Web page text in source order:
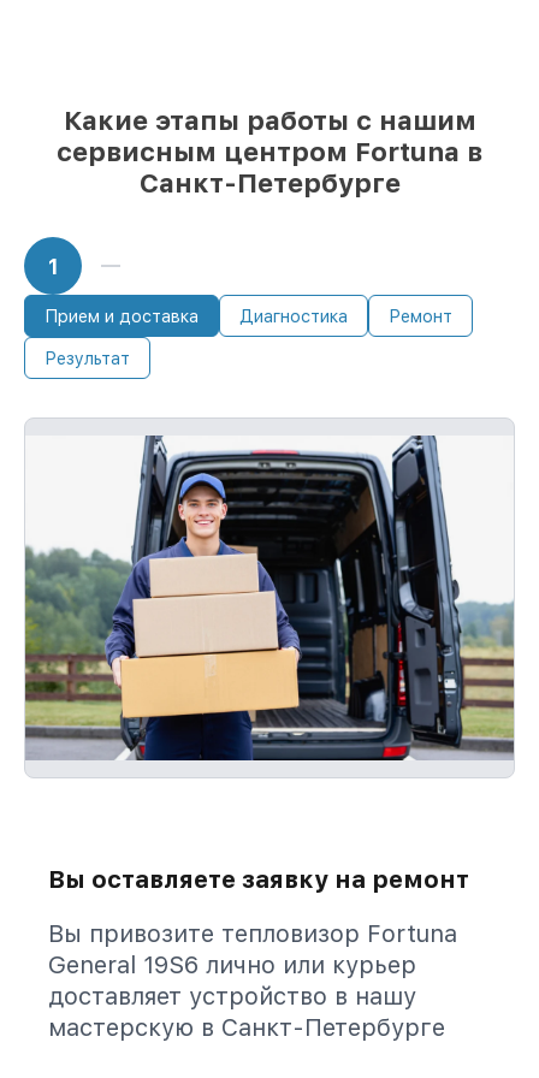
Какие этапы работы с нашим
сервисным центром Fortuna в
Санкт-Петербурге
1
Прием и доставка Диагностика Ремонт
Результат
Вы оставляете заявку на ремонт
Вы привозите тепловизор Fortuna
General 19S6 лично или курьер
доставляет устройство в нашу
мастерскую в Санкт-Петербурге